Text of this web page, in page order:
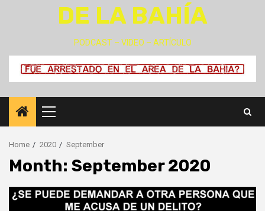
DE LA BAHÍA
PODCAST – VIDEO – ARTÍCULO
Primary
Menu
Home 2020 September
Month: September 2020